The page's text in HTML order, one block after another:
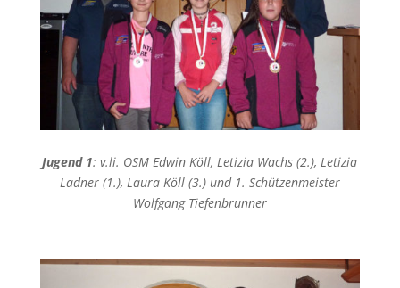
Jugend 1: v.li. OSM Edwin Köll, Letizia Wachs (2.), Letizia
Ladner (1.), Laura Köll (3.) und 1. Schützenmeister
Wolfgang Tiefenbrunner